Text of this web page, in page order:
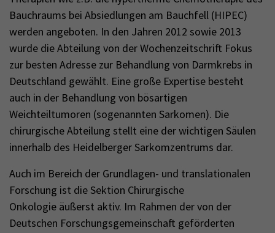
Bauchraums bei Absiedlungen am Bauchfell (HIPEC)
werden angeboten. In den Jahren 2012 sowie 2013
wurde die Abteilung von der Wochenzeitschrift Fokus
zur besten Adresse zur Behandlung von Darmkrebs in
Deutschland gewählt. Eine große Expertise besteht
auch in der Behandlung von bösartigen
Weichteiltumoren (sogenannten Sarkomen). Die
chirurgische Abteilung stellt eine der wichtigen Säulen
innerhalb des Heidelberger Sarkomzentrums dar.
Auch im Bereich der Grundlagen- und translationalen
Forschung ist die Sektion Chirurgische
Onkologie äußerst aktiv. Im Rahmen der von der
Deutschen Forschungsgemeinschaft geförderten